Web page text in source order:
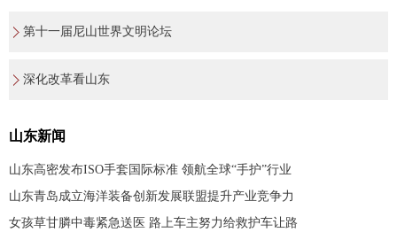
第十一届尼山世界文明论坛
深化改革看山东
山东新闻
山东高密发布ISO手套国际标准 领航全球“手护”行业
山东青岛成立海洋装备创新发展联盟提升产业竞争力
女孩草甘膦中毒紧急送医 路上车主努力给救护车让路